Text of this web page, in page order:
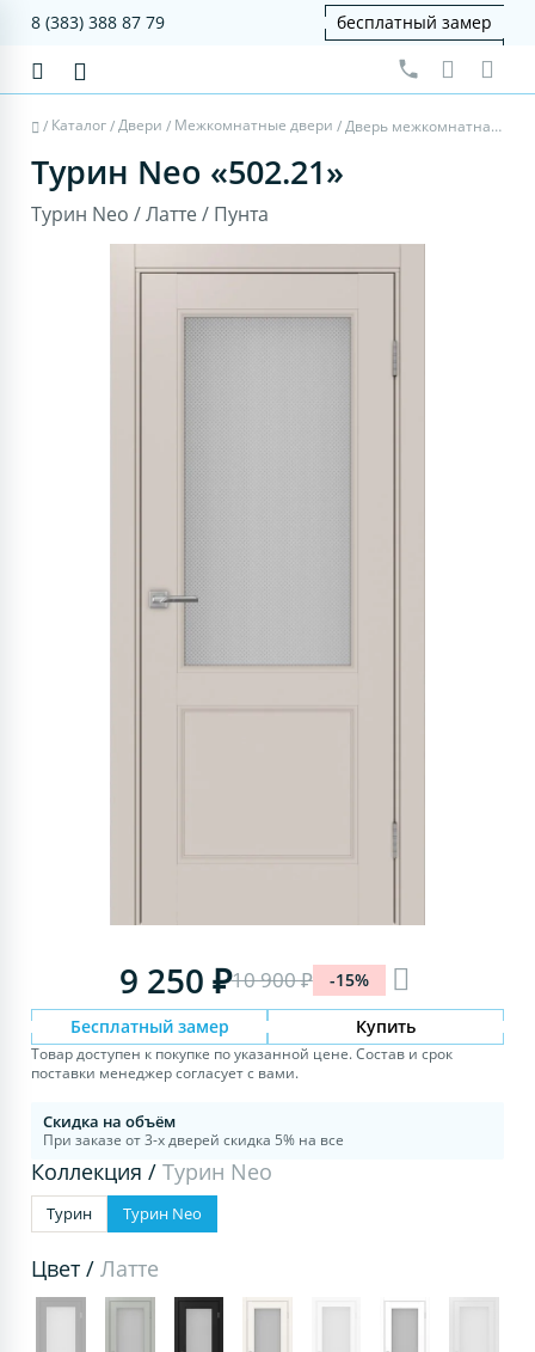
8 (383) 388 87 79 бесплатный замер
/ Каталог/Двери / Межкомнатные двери / Дверь межкомнатная Турин Neo 502.21 - латте, пунта
Турин Neo «502.21»
Турин Neo / Латте / Пунта
9 250 ₽10 900 ₽ -15%
Бесплатный замер Купить
Товар доступен к покупке по указанной цене. Состав и срок
поставки менеджер согласует с вами.
Скидка на объём
При заказе от 3-х дверей скидка 5% на все
Коллекция /Турин Neo
Турин Турин Neo
Цвет /Латте